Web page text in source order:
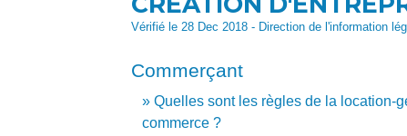
Vérifié le 28 Dec 2018 - Direction de l'information
Commerçant
Quelles sont les règles de la location-
commerce ?